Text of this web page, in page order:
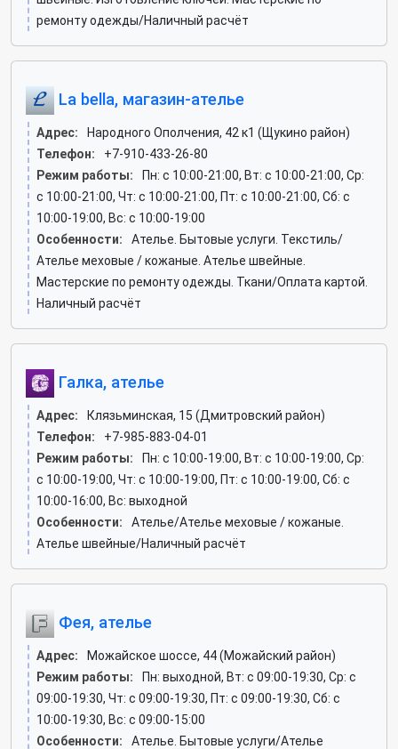
ремонту одежды/Наличный расчёт
La bella, магазин-ателье
Адрес:
Народного Ополчения, 42 к1 (Щукино район)
Телефон:
+7-910-433-26-80
Режим работы:
Пн: c 10:00-21:00, Вт: c 10:00-21:00, Ср:
c 10:00-21:00, Чт: c 10:00-21:00, Пт: c 10:00-21:00, Сб: c
10:00-19:00, Вс: c 10:00-19:00
Особенности:
Ателье. Бытовые услуги. Текстиль/
Ателье меховые / кожаные. Ателье швейные.
Мастерские по ремонту одежды. Ткани/Оплата картой.
Наличный расчёт
Галка, ателье
Адрес:
Клязьминская, 15 (Дмитровский район)
Телефон:
+7-985-883-04-01
Режим работы:
Пн: c 10:00-19:00, Вт: c 10:00-19:00, Ср:
c 10:00-19:00, Чт: c 10:00-19:00, Пт: c 10:00-19:00, Сб: c
10:00-16:00, Вс: выходной
Особенности:
Ателье/Ателье меховые / кожаные.
Ателье швейные/Наличный расчёт
Фея, ателье
Адрес:
Можайское шоссе, 44 (Можайский район)
Режим работы:
Пн: выходной, Вт: c 09:00-19:30, Ср: c
09:00-19:30, Чт: c 09:00-19:30, Пт: c 09:00-19:30, Сб: c
10:00-19:30, Вс: c 09:00-15:00
Особенности:
Ателье. Бытовые услуги/Ателье